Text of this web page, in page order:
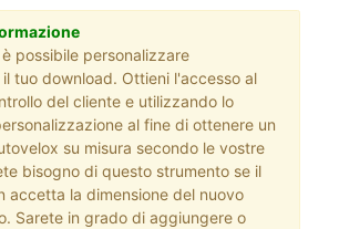
possibile personalizzare
tuo download. Ottieni l'accesso al
del cliente e utilizzando lo
al fine di ottenere un
su misura secondo le vostre
bisogno di questo strumento se il
accetta la dimensione del nuovo
Sarete in grado di aggiungere o